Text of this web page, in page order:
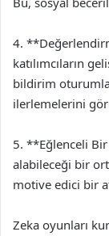
4.
katılımcıların
bildirim
ilerlemelerini
5. **Eğlenceli Bir
alabileceği bir
motive edici bir
Zeka oyunları